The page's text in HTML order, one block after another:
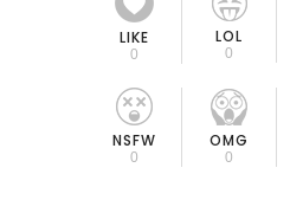
LIKE
0
LOL
0
NSFW
0
OMG
0